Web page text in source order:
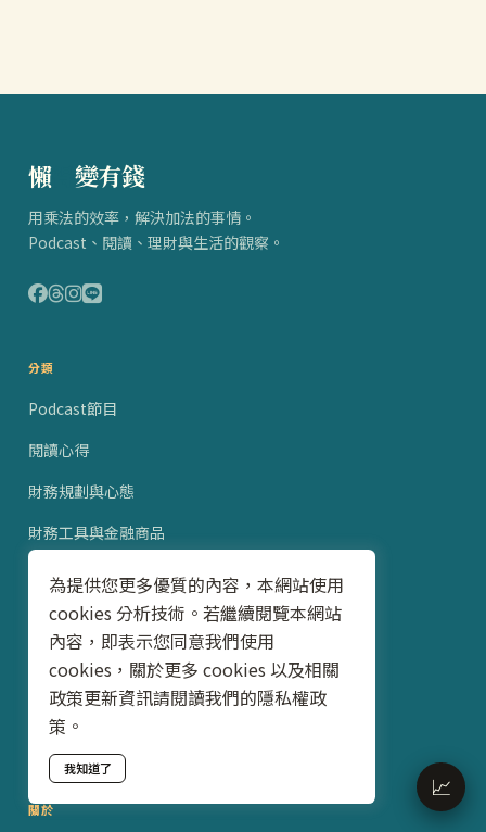
懶得 變有錢
用乘法的效率，解決加法的事情。
Podcast、閱讀、理財與生活的觀察。
分類
Podcast節目
閱讀心得
財務規劃與心態
財務工具與金融商品
職涯與生活
✉ 電子報
📡 RSS
關於
為提供您更多優質的內容，本網站使用
cookies 分析技術。若繼續閱覽本網站
內容，即表示您同意我們使用
cookies，關於更多 cookies 以及相關
政策更新資訊請閱讀我們的隱私權政
策。
我知道了
📈